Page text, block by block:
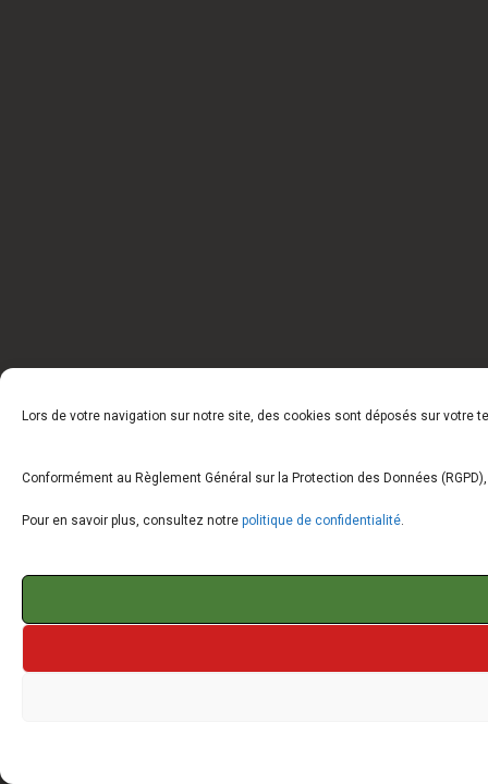
Lors de votre navigation sur notre site, des cookies sont déposés sur votre
Conformément au Règlement Général sur la Protection des Données
Pour en savoir plus, consultez notre politique de confidentialité.